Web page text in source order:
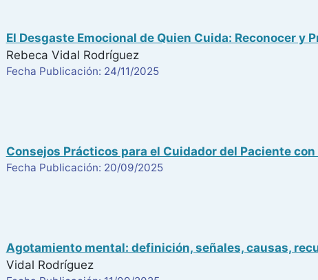
El Desgaste Emocional de Quien Cuida: Reconocer y
Rebeca Vidal Rodríguez
Fecha Publicación: 24/11/2025
Consejos Prácticos para el Cuidador del Paciente con
Fecha Publicación: 20/09/2025
Agotamiento mental: definición, señales, causas,
Vidal Rodríguez